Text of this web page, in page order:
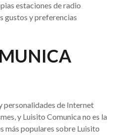
estaciones de radio
gustos y preferencias
personalidades de Internet
y Luisito Comunica no es la
más populares sobre Luisito